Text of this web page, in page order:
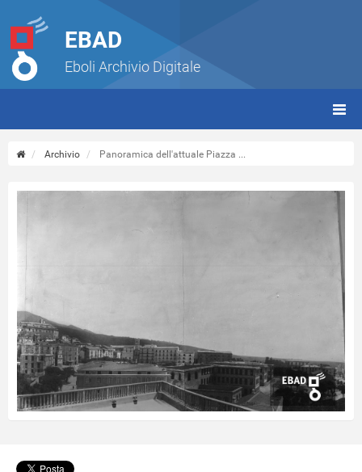
EBAD
Eboli Archivio Digitale
Archivio Panoramica dell'attuale Piazza ...